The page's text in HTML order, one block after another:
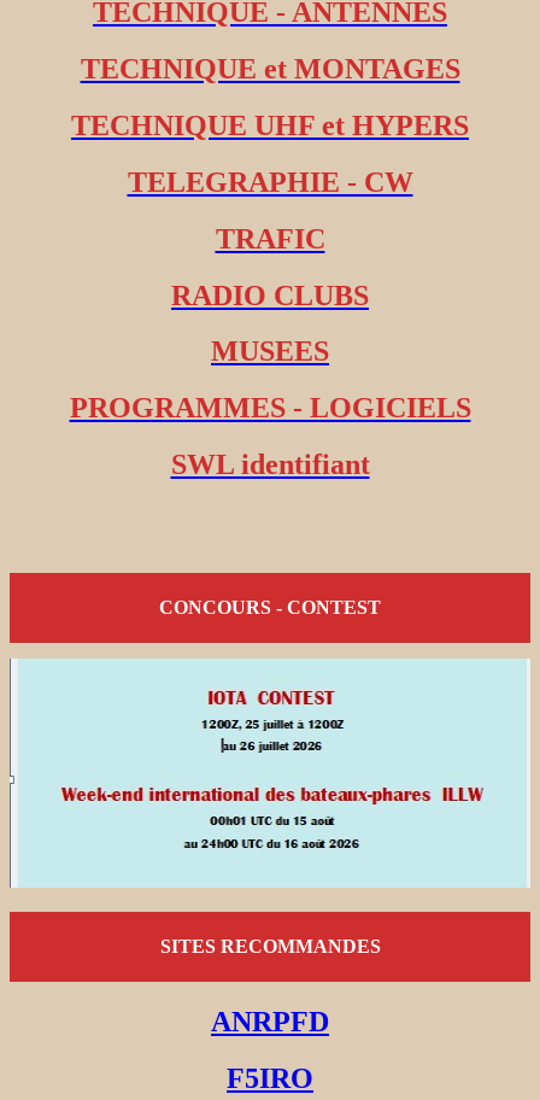
TECHNIQUE - ANTENNES
TECHNIQUE et MONTAGES
TECHNIQUE UHF et HYPERS
TELEGRAPHIE - CW
TRAFIC
RADIO CLUBS
MUSEES
PROGRAMMES - LOGICIELS
SWL identifiant
CONCOURS - CONTEST
SITES RECOMMANDES
ANRPFD
F5IRO